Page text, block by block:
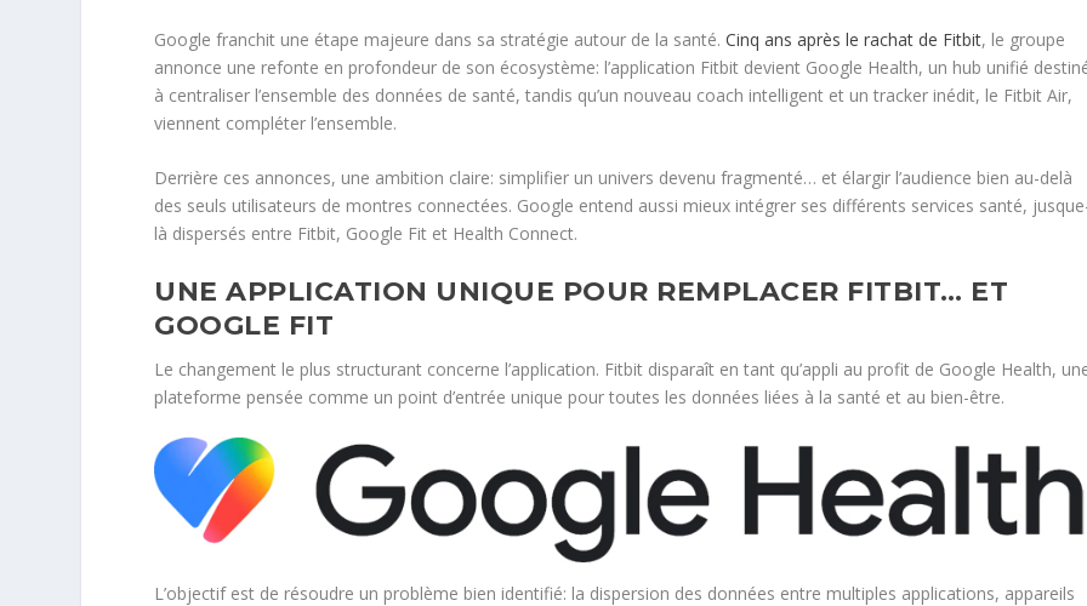
Google franchit une étape majeure dans sa stratégie autour de la santé.Cinq ans après le rachat de Fitbit, le groupe
annonce une refonte en profondeur de son écosystème: l’application Fitbit devient Google Health, un hub unifié
à centraliser l’ensemble des données de santé, tandis qu’un nouveau coach intelligent et un tracker inédit, le Fitbit Air,
viennent compléter l’ensemble.
Derrière ces annonces, une ambition claire: simplifier un univers devenu fragmenté… et élargir l’audience bien au-delà
des seuls utilisateurs de montres connectées. Google entend aussi mieux intégrer ses différents services santé,
là dispersés entre Fitbit, Google Fit et Health Connect.
UNE APPLICATION UNIQUE POUR REMPLACER FITBIT… ET
GOOGLE FIT
Le changement le plus structurant concerne l’application. Fitbit disparaît en tant qu’appli au profit de Google Health,
plateforme pensée comme un point d’entrée unique pour toutes les données liées à la santé et au bien-être.
L’objectif est de résoudre un problème bien identifié: la dispersion des données entre multiples applications, appareils